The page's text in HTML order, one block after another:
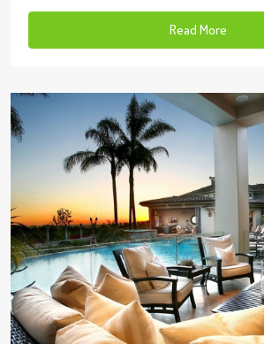
Read More